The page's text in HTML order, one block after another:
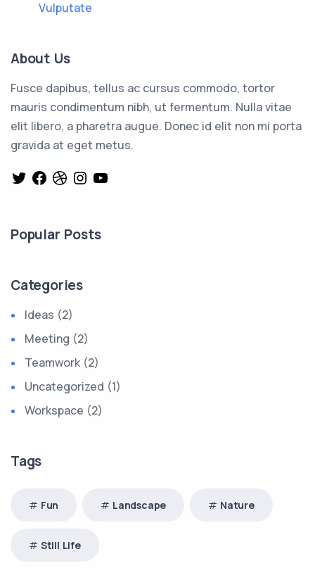
Vulputate
About Us
Fusce dapibus, tellus ac cursus commodo, tortor
mauris condimentum nibh, ut fermentum. Nulla vitae
elit libero, a pharetra augue. Donec id elit non mi porta
gravida at eget metus.
Twitter
Facebook
DribbbleInstagram
Popular Posts
Categories
Ideas (2)
Meeting (2)
Teamwork (2)
Uncategorized (1)
Workspace (2)
Tags
Fun Landscape Nature
Still Life